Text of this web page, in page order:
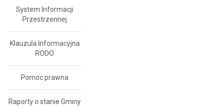
System Informacji
Przestrzennej
Klauzula Informacyjna
RODO
Pomoc prawna
Raporty o stanie Gminy